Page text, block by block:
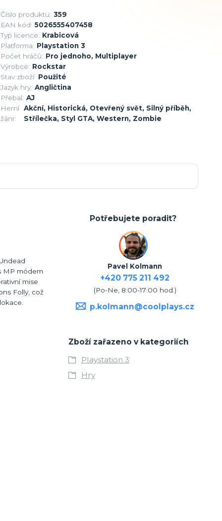
Číslo produktu: 359
EAN kód: 5026555407458
Typ licence: Krabicová
Platforma: Playstation 3
Počet hráčů: Pro jednoho, Multiplayer
Výrobce: Rockstar
Stav zboží: Použité
Jazyk hry: Angličtina
Přebal: AJ
Herní
žánr:
Akční, Historická, Otevřený svět, Silný příběh,
Střílečka, Styl GTA, Western, Zombie
MP módem
mise
Folly, což
Potřebujete poradit?
Pavel Kolmann
+420 775 211 492
(Po-Ne, 8:00-17:00 hod.)
p.kolmann@coolplays.cz
Zboží zařazeno v kategoriích
Playstation 3
Hry